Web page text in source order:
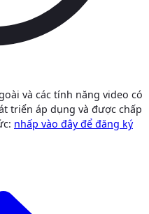
và các tính năng video có
triển áp dụng và được chấp
nhấp vào đây để đăng ký